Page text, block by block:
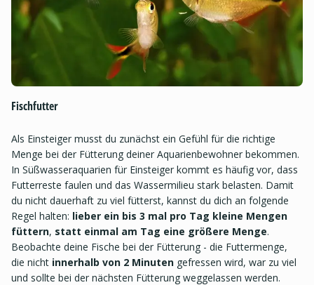
Fischfutter
Als Einsteiger musst du zunächst ein Gefühl für die richtige
Menge bei der Fütterung deiner Aquarienbewohner bekommen.
In Süßwasseraquarien für Einsteiger kommt es häufig vor, dass
Futterreste faulen und das Wassermilieu stark belasten. Damit
du nicht dauerhaft zu viel fütterst, kannst du dich an folgende
Regel halten: lieber ein bis 3 mal pro Tag kleine Mengen
füttern, statt einmal am Tag eine größere Menge.
Beobachte deine Fische bei der Fütterung - die Futtermenge,
die nicht innerhalb von 2 Minuten gefressen wird, war zu viel
und sollte bei der nächsten Fütterung weggelassen werden.